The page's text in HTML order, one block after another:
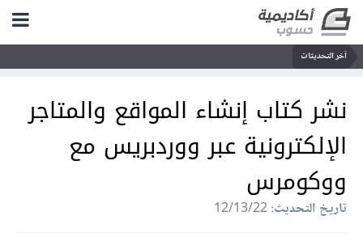
آخر التحديثات
نشر كتاب إنشاء المواقع والمتاجر
الإلكترونية عبر ووردبريس مع
ووكومرس
تاريخ التحديث: